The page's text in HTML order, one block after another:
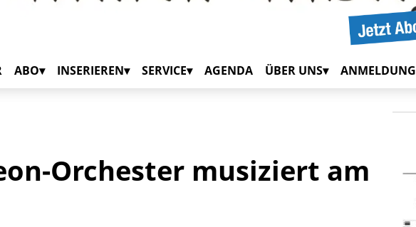
ABO INSERIEREN SERVICE AGENDA ÜBER UNS ANMELDUNG
Orchester musiziert am